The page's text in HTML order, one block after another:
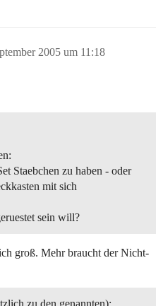
2005 um 11:18
Staebchen zu haben - oder
mit sich
sein will?
groß. Mehr braucht der Nicht-
zu den genannten):